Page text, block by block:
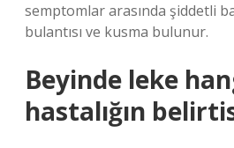
semptomlar arasında şiddetli
bulantısı ve kusma bulunur.
Beyinde leke
hastalığın